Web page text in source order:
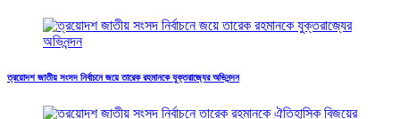
ত্রয়োদশ জাতীয় সংসদ নির্বাচনে জয়ে তারেক রহমানকে যুক্তরাজ্যের অভিনন্দন